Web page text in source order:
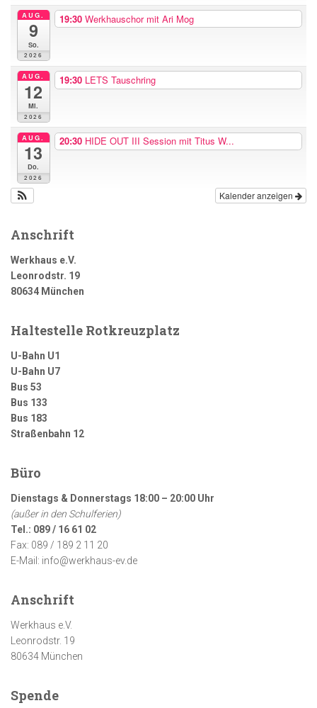
AUG.
9
So.
2026
19:30 Werkhauschor mit Ari Mog
AUG.
12
Mi.
2026
19:30 LETS Tauschring
AUG.
13
Do.
2026
20:30 HIDE OUT III Session mit Titus W...
Kalender anzeigen
Anschrift
Werkhaus e.V.
Leonrodstr. 19
80634 München
Haltestelle Rotkreuzplatz
U-Bahn U1
U-Bahn U7
Bus 53
Bus 133
Bus 183
Straßenbahn 12
Büro
Dienstags & Donnerstags 18:00 – 20:00 Uhr
(außer in den Schulferien)
Tel.: 089 / 16 61 02
Fax: 089 / 189 2 11 20
E-Mail: info@werkhaus-ev.de
Anschrift
Werkhaus e.V.
Leonrodstr. 19
80634 München
Spende